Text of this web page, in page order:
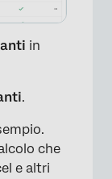
in
.
che
e altri